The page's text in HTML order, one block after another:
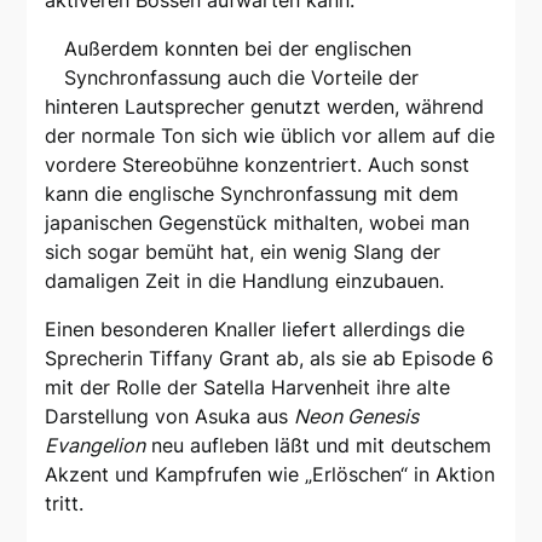
Außerdem konnten bei der englischen
Synchronfassung auch die Vorteile der
hinteren Lautsprecher genutzt werden, während
der normale Ton sich wie üblich vor allem auf die
vordere Stereobühne konzentriert. Auch sonst
kann die englische Synchronfassung mit dem
japanischen Gegenstück mithalten, wobei man
sich sogar bemüht hat, ein wenig Slang der
damaligen Zeit in die Handlung einzubauen.
Einen besonderen Knaller liefert allerdings die
Sprecherin Tiffany Grant ab, als sie ab Episode 6
mit der Rolle der Satella Harvenheit ihre alte
Darstellung von Asuka aus Neon Genesis
Evangelionneu aufleben läßt und mit deutschem
Akzent und Kampfrufen wie „Erlöschen“ in Aktion
tritt.